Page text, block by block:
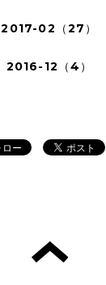
2017-02（27）
2016-12（4）